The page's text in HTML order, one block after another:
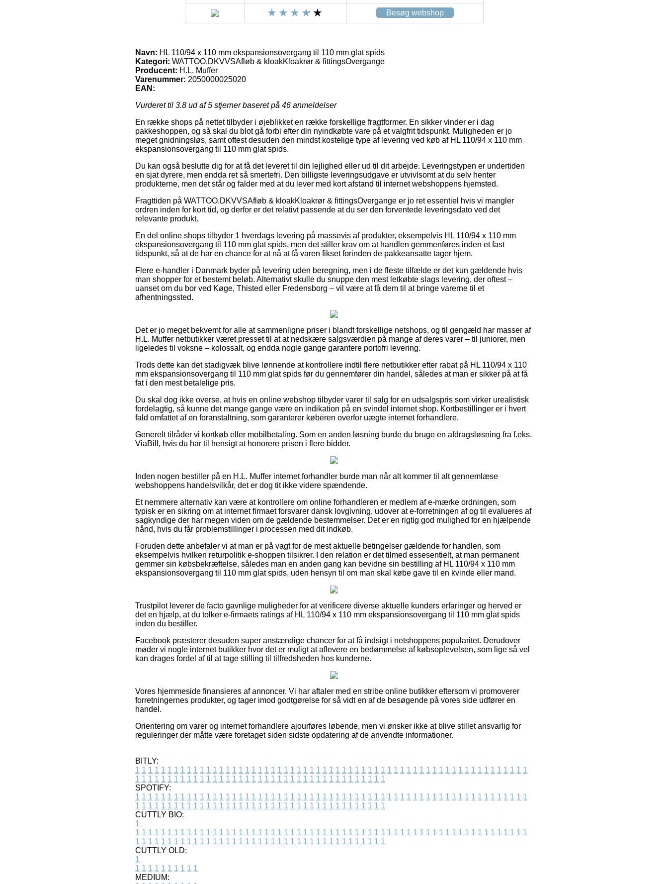
Besøg webshop
Navn: HL 110/94 x 110 mm ekspansionsovergang til 110 mm glat spids
Kategori: WATTOO.DKVVSAfløb & kloakKloakrør & fittingsOvergange
Producent: H.L. Muffer
Varenummer: 2050000025020
EAN:
Vurderet til 3.8 ud af 5 stjerner baseret på 46 anmeldelser
En række shops på nettet tilbyder i øjeblikket en række forskellige fragtformer. En sikker vinder er i dag
pakkeshoppen, og så skal du blot gå forbi efter din nyindkøbte vare på et valgfrit tidspunkt. Muligheden er jo
meget gnidningsløs, samt oftest desuden den mindst kostelige type af levering ved køb af HL 110/94 x 110 mm
ekspansionsovergang til 110 mm glat spids.
Du kan også beslutte dig for at få det leveret til din lejlighed eller ud til dit arbejde. Leveringstypen er undertiden
en sjat dyrere, men endda ret så smertefri. Den billigste leveringsudgave er utvivlsomt at du selv henter
produkterne, men det står og falder med at du lever med kort afstand til internet webshoppens hjemsted.
Fragttiden på WATTOO.DKVVSAfløb & kloakKloakrør & fittingsOvergange er jo ret essentiel hvis vi mangler
ordren inden for kort tid, og derfor er det relativt passende at du ser den forventede leveringsdato ved det
relevante produkt.
En del online shops tilbyder 1 hverdags levering på massevis af produkter, eksempelvis HL 110/94 x 110 mm
ekspansionsovergang til 110 mm glat spids, men det stiller krav om at handlen gemmenføres inden et fast
tidspunkt, så at de har en chance for at nå at få varen fikset forinden de pakkeansatte tager hjem.
Flere e-handler i Danmark byder på levering uden beregning, men i de fleste tilfælde er det kun gældende hvis
man shopper for et bestemt beløb. Alternativt skulle du snuppe den mest letkøbte slags levering, der oftest –
uanset om du bor ved Køge, Thisted eller Fredensborg – vil være at få dem til at bringe varerne til et
afhentningssted.
Det er jo meget bekvemt for alle at sammenligne priser i blandt forskellige netshops, og til gengæld har masser af
H.L. Muffer netbutikker været presset til at at nedskære salgsværdien på mange af deres varer – til juniorer, men
ligeledes til voksne – kolossalt, og endda nogle gange garantere portofri levering.
Trods dette kan det stadigvæk blive lønnende at kontrollere indtil flere netbutikker efter rabat på HL 110/94 x 110
mm ekspansionsovergang til 110 mm glat spids før du gennemfører din handel, således at man er sikker på at få
fat i den mest betalelige pris.
Du skal dog ikke overse, at hvis en online webshop tilbyder varer til salg for en udsalgspris som virker urealistisk
fordelagtig, så kunne det mange gange være en indikation på en svindel internet shop. Kortbestillinger er i hvert
fald omfattet af en foranstaltning, som garanterer køberen overfor uægte internet forhandlere.
Generelt tilråder vi kortkøb eller mobilbetaling. Som en anden løsning burde du bruge en afdragsløsning fra f.eks.
ViaBill, hvis du har til hensigt at honorere prisen i flere bidder.
Inden nogen bestiller på en H.L. Muffer internet forhandler burde man når alt kommer til alt gennemlæse
webshoppens handelsvilkår, det er dog tit ikke videre spændende.
Et nemmere alternativ kan være at kontrollere om online forhandleren er medlem af e-mærke ordningen, som
typisk er en sikring om at internet firmaet forsvarer dansk lovgivning, udover at e-forretningen af og til evalueres af
sagkyndige der har megen viden om de gældende bestemmelser. Det er en rigtig god mulighed for en hjælpende
hånd, hvis du får problemstillinger i processen med dit indkøb.
Foruden dette anbefaler vi at man er på vagt for de mest aktuelle betingelser gældende for handlen, som
eksempelvis hvilken returpolitik e-shoppen tilsikrer. I den relation er det tilmed essesentielt, at man permanent
gemmer sin købsbekræftelse, således man en anden gang kan bevidne sin bestilling af HL 110/94 x 110 mm
ekspansionsovergang til 110 mm glat spids, uden hensyn til om man skal købe gave til en kvinde eller mand.
Trustpilot leverer de facto gavnlige muligheder for at verificere diverse aktuelle kunders erfaringer og herved er
det en hjælp, at du tolker e-firmaets ratings af HL 110/94 x 110 mm ekspansionsovergang til 110 mm glat spids
inden du bestiller.
Facebook præsterer desuden super anstændige chancer for at få indsigt i netshoppens popularitet. Derudover
møder vi nogle internet butikker hvor det er muligt at aflevere en bedømmelse af købsoplevelsen, som lige så vel
kan drages fordel af til at tage stilling til tilfredsheden hos kunderne.
Vores hjemmeside finansieres af annoncer. Vi har aftaler med en stribe online butikker eftersom vi promoverer
forretningernes produkter, og tager imod godtgørelse for så vidt en af de besøgende på vores side udfører en
handel.
Orientering om varer og internet forhandlere ajourføres løbende, men vi ønsker ikke at blive stillet ansvarlig for
reguleringer der måtte være foretaget siden sidste opdatering af de anvendte informationer.
BITLY:
1 1 1 1 1 1 1 1 1 1 1 1 1 1 1 1 1 1 1 1 1 1 1 1 1 1 1 1 1 1 1 1 1 1 1 1 1 1 1 1 1 1 1 1 1 1 1 1 1 1 1 1 1 1 1 1 1 1 1 1 1
1 1 1 1 1 1 1 1 1 1 1 1 1 1 1 1 1 1 1 1 1 1 1 1 1 1 1 1 1 1 1 1 1 1 1 1 1 1 1
SPOTIFY:
1 1 1 1 1 1 1 1 1 1 1 1 1 1 1 1 1 1 1 1 1 1 1 1 1 1 1 1 1 1 1 1 1 1 1 1 1 1 1 1 1 1 1 1 1 1 1 1 1 1 1 1 1 1 1 1 1 1 1 1 1
1 1 1 1 1 1 1 1 1 1 1 1 1 1 1 1 1 1 1 1 1 1 1 1 1 1 1 1 1 1 1 1 1 1 1 1 1 1 1
CUTTLY BIO:
1
1 1 1 1 1 1 1 1 1 1 1 1 1 1 1 1 1 1 1 1 1 1 1 1 1 1 1 1 1 1 1 1 1 1 1 1 1 1 1 1 1 1 1 1 1 1 1 1 1 1 1 1 1 1 1 1 1 1 1 1 1
1 1 1 1 1 1 1 1 1 1 1 1 1 1 1 1 1 1 1 1 1 1 1 1 1 1 1 1 1 1 1 1 1 1 1 1 1 1 1
CUTTLY OLD:
1
1 1 1 1 1 1 1 1 1 1
MEDIUM: